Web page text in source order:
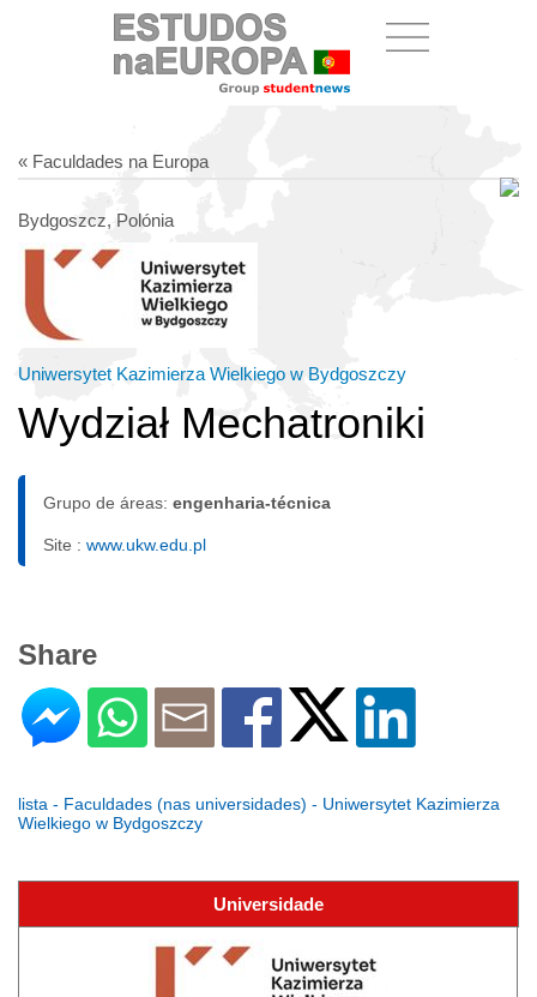
« Faculdades na Europa
Bydgoszcz, Polónia
Uniwersytet Kazimierza Wielkiego w Bydgoszczy
Wydział Mechatroniki
Grupo de áreas: engenharia-técnica
Site : www.ukw.edu.pl
Share
lista - Faculdades (nas universidades) - Uniwersytet Kazimierza
Wielkiego w Bydgoszczy
Universidade